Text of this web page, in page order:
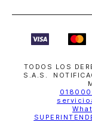
TODOS LOS
S.A.S.